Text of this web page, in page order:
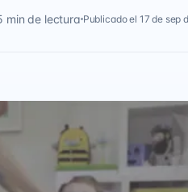
min de lectura Publicado el 17 de sep